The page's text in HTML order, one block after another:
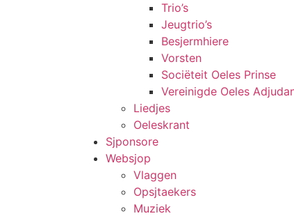
Trio’s
Jeugtrio’s
Besjermhiere
Vorsten
Sociëteit Oeles Prinse
Vereinigde Oeles
Liedjes
Oeleskrant
Sjponsore
Websjop
Vlaggen
Opsjtaekers
Muziek